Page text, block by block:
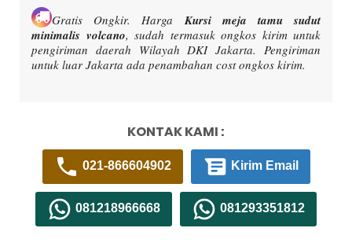
Gratis Ongkir.HargaKursi meja tamu sudut
minimalis volcano, sudah termasuk ongkos kirim untuk
pengiriman daerah Wilayah DKI Jakarta. Pengiriman
untuk luar Jakarta ada penambahan cost ongkos kirim.
KONTAK KAMI :
021-866604902 Kirim Email
081218966668 081293351812